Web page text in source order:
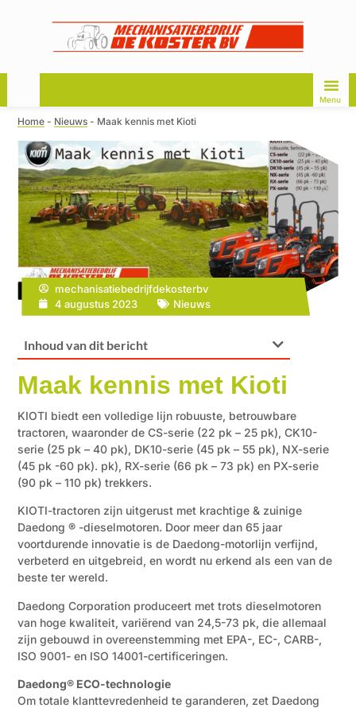
Menu
Home - Nieuws - Maak kennis met Kioti
mechanisatiebedrijfdekosterbv
4 augustus 2023
Nieuws
Inhoud van dit bericht
Maak kennis met Kioti
KIOTI biedt een volledige lijn robuuste, betrouwbare
tractoren, waaronder de CS-serie (22 pk – 25 pk), CK10-
serie (25 pk – 40 pk), DK10-serie (45 pk – 55 pk), NX-serie
(45 pk -60 pk). pk), RX-serie (66 pk – 73 pk) en PX-serie
(90 pk – 110 pk) trekkers.
KIOTI-tractoren zijn uitgerust met krachtige & zuinige
Daedong® -dieselmotoren. Door meer dan 65 jaar
voortdurende innovatie is de Daedong-motorlijn verfijnd,
verbeterd en uitgebreid, en wordt nu erkend als een van de
beste ter wereld.
Daedong Corporation produceert met trots dieselmotoren
van hoge kwaliteit, variërend van 24,5-73 pk, die allemaal
zijn gebouwd in overeenstemming met EPA-, EC-, CARB-,
ISO 9001- en ISO 14001-certificeringen.
Daedong® ECO-technologie
Om totale klanttevredenheid te garanderen, zet Daedong